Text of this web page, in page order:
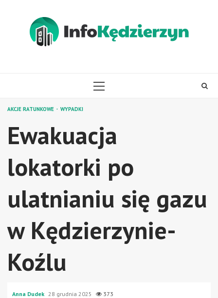
PRIMARY
AKCJE RATUNKOWE WYPADKI
Ewakuacja
lokatorki po
ulatnianiu się gazu
w Kędzierzynie-
Koźlu
Anna Dudek 28 grudnia 2025 373